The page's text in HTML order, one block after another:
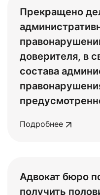
Прекращено
доверителя, в
состава
Подробнее
Адвокат бюро
получить